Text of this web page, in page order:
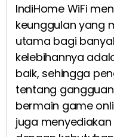
IndiHome WiFi
keunggulan yang
utama bagi
kelebihannya
baik, sehingga
tentang
bermain game
juga